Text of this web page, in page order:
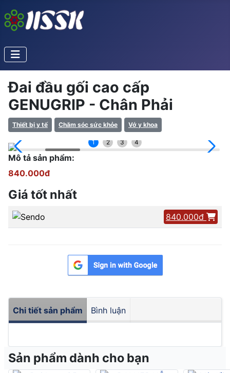
Đai đầu gối cao cấp
GENUGRIP - Chân Phải
Thiết bị y tế Chăm sóc sức khỏe Vớ y khoa
1 2 3 4
Mô tả sản phẩm:
840.000đ
Giá tốt nhất
840.000đ
Chi tiết sản phẩm Bình luận
Sản phẩm dành cho bạn